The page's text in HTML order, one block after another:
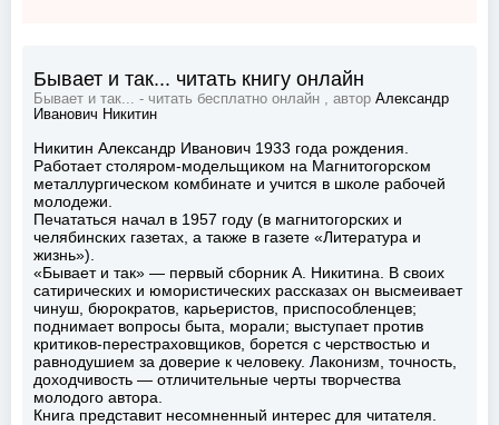
Бывает и так... читать книгу онлайн
Бывает и так... - читать бесплатно онлайн , автор Александр
Иванович Никитин
Никитин Александр Иванович 1933 года рождения.
Работает столяром-модельщиком на Магнитогорском
металлургическом комбинате и учится в школе рабочей
молодежи.
Печататься начал в 1957 году (в магнитогорских и
челябинских газетах, а также в газете «Литература и
жизнь»).
«Бывает и так» — первый сборник А. Никитина. В своих
сатирических и юмористических рассказах он высмеивает
чинуш, бюрократов, карьеристов, приспособленцев;
поднимает вопросы быта, морали; выступает против
критиков-перестраховщиков, борется с черствостью и
равнодушием за доверие к человеку. Лаконизм, точность,
доходчивость — отличительные черты творчества
молодого автора.
Книга представит несомненный интерес для читателя.